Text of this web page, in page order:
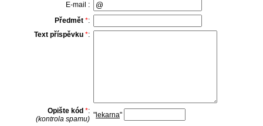
E-mail :
Předmět *:
Text příspěvku *:
Opište kód *:
(kontrola spamu) " lekarna"